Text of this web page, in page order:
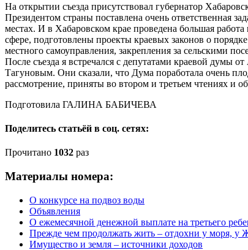
На открытии съезда присутствовал губернатор
Президентом страны поставлена очень ответственная
местах. И в Хабаровском крае проведена большая
сфере, подготовлены проекты краевых законов о
местного самоуправления, закрепления за сельскими
После съезда я встречался с депутатами краевой
Тагуновым. Они сказали, что Дума поработала очень
рассмотрение, приняты во втором и третьем чтениях и
Подготовила ГАЛИНА БАБИЧЕВА
Поделитесь статьёй в соц. сетях:
Прочитано 1032 раз
Материалы номера:
О конкурсе на подвоз воды
Объявления
О ежемесячной денежной выплате на третьего
Прежде чем продолжать жить – отдохни у моря, у
Имущество и земля – источники доходов